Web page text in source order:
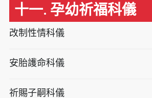
十一. 孕幼祈福科儀
改制性情科儀
安胎護命科儀
祈賜子嗣科儀